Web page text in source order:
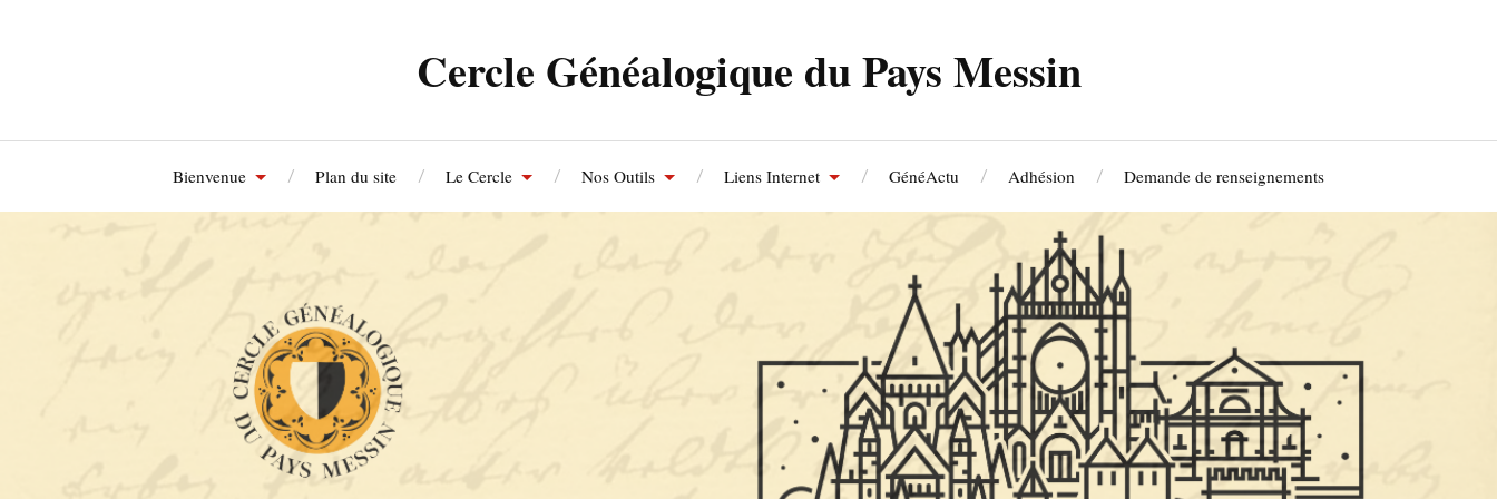
Cercle Généalogique du Pays Messin
Bienvenue Plan du site Le Cercle Nos Outils Liens Internet GénéActu Adhésion Demande de renseignements